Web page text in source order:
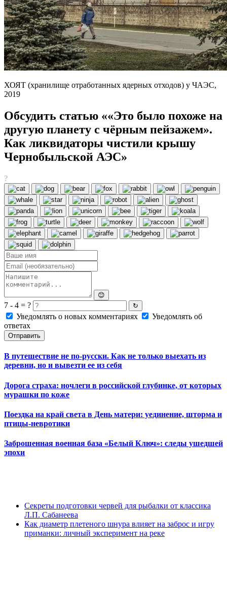
ХОЯТ (хранилище отработанных ядерных отходов) у ЧАЭС,
2019
Обсудить статью ««Это было похоже на
другую планету с чёрным пейзажем».
Как ликвидаторы чистили крышу
Чернобыльской АЭС»
?
😊
7 - 4 = ? ↻
Уведомлять о новых комментариях
Уведомлять об
ответах
Отправить
В путешествие не по-русски. Как не только выехать из
деревни, но и вывезти ее из себя
Дорога страха: ночлеги в российской глубинке, от которых
мурашки по коже
Поездка на край света в День матери: уединение, шторма и
птицы-невротики
Заброшенная военная база «Белый Ключ»: следы ушедшей
эпохи
Секреты подготовки червей для рыбалки от классика
Л.П. Сабанеева
Как диаметр плетеного шнура влияет на заброс и игру
приманки: личный эксперимент на реке